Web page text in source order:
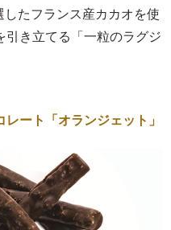
たフランス産カカオを使
引き立てる「一粒のラグジ
ート「オランジェット」